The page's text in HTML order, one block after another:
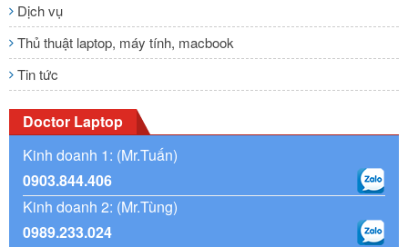
Dịch vụ
Thủ thuật laptop, máy tính, macbook
Tin tức
Doctor Laptop
Kinh doanh 1: (Mr.Tuấn)
0903.844.406
Kinh doanh 2: (Mr.Tùng)
0989.233.024